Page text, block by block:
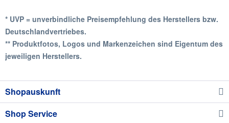
* UVP = unverbindliche Preisempfehlung des Herstellers bzw.
Deutschlandvertriebes.
** Produktfotos, Logos und Markenzeichen sind Eigentum des
jeweiligen Herstellers.
Shopauskunft
Shop Service